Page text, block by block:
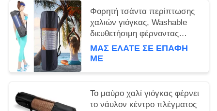
Φορητή τσάντα περίπτωσης
χαλιών γιόγκας, Washable
διευθετήσιμη φέρνοντας
τσάντα γιόγκας
ΜΑΣ ΕΛΆΤΕ ΣΕ ΕΠΑΦΉ
ΜΕ
Το μαύρο χαλί γιόγκας φέρνει
το νάυλον κέντρο πλέγματος